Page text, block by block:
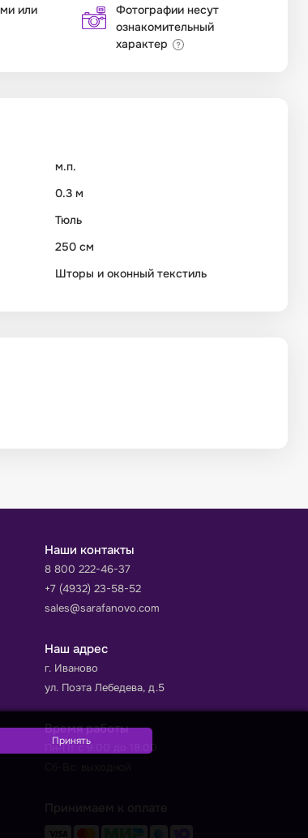
или
Фотографии несут
ознакомительный
характер
м.п.
0.3 м
Тюль
250 см
Шторы и оконный текстиль
Наши контакты
8 800 222-46-37
+7 (4932) 23-58-52
sales@sarafanovo.com
Наш адрес
г. Иваново
ул. Поэта Лебедева, д.5
Время работы
Пн-Пт с 9.00 до 18.00
Принимаем к оплате